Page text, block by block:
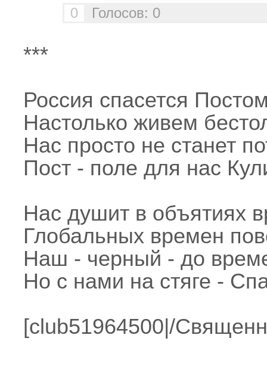
0 Голосов: 0
***
Россия спасется
Настолько живем
Нас просто не станет
Пост - поле для нас
Нас душит в объятиях
Глобальных времен
Наш - черный - до
Но с нами на стяге -
[club51964500|/